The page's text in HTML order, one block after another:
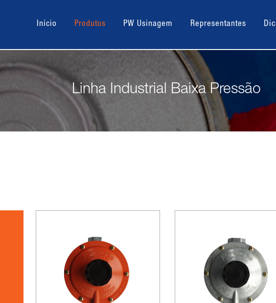
Início Produtos PW Usinagem Representantes
Linha Industrial Baixa Pressão